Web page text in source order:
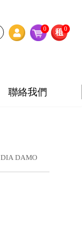
0 0
聯絡我們
DIA DAMO